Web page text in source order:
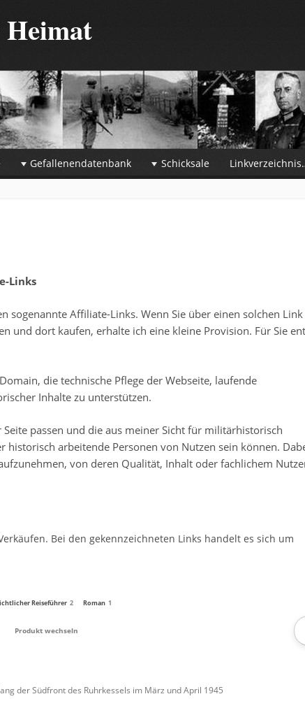
Heimat
Gefallenendatenbank Schicksale
Links
sogenannte Affiliate-Links. Wenn Sie über einen solchen
und dort kaufen, erhalte ich eine kleine Provision. Für Sie
die technische Pflege der Webseite, laufende
Inhalte zu unterstützen.
passen und die aus meiner Sicht für militärhistorisch
historisch arbeitende Personen von Nutzen sein können.
von deren Qualität, Inhalt oder fachlichem
Bei den gekennzeichneten Links handelt es sich um
Reiseführer 2 Roman 1
Produkt wechseln
der Südfront des Ruhrkessels im März und April 1945